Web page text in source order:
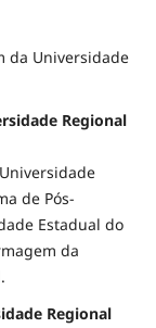
da Universidade
Regional
de Pós-
Estadual do
da
Regional